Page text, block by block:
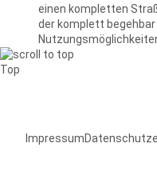
einen kompletten
der komplett
Top
Impressum